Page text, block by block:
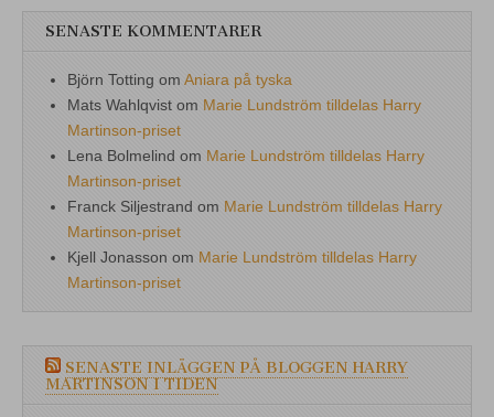
SENASTE KOMMENTARER
Björn Totting om Aniara på tyska
Mats Wahlqvist om Marie Lundström tilldelas Harry
Martinson-priset
Lena Bolmelind om Marie Lundström tilldelas Harry
Martinson-priset
Franck Siljestrand om Marie Lundström tilldelas Harry
Martinson-priset
Kjell Jonasson om Marie Lundström tilldelas Harry
Martinson-priset
SENASTE INLÄGGEN PÅ BLOGGEN HARRY
MARTINSON I TIDEN